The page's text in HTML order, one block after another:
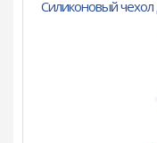
Силиконовый чехол